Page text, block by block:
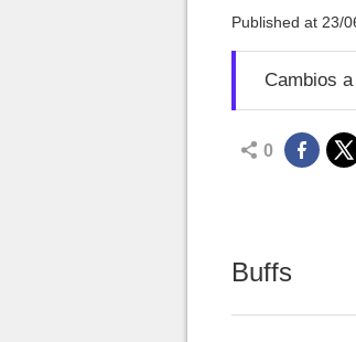
Published at 23/
Cambios
0
Buffs